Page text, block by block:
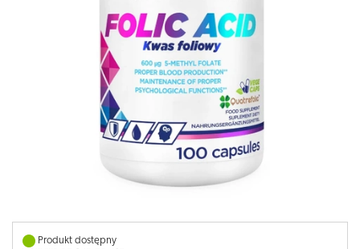
Produkt dostępny